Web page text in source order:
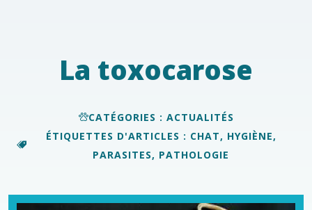
La toxocarose
CATÉGORIES : ACTUALITÉS
ÉTIQUETTES D'ARTICLES : CHAT, HYGIÈNE,
PARASITES, PATHOLOGIE